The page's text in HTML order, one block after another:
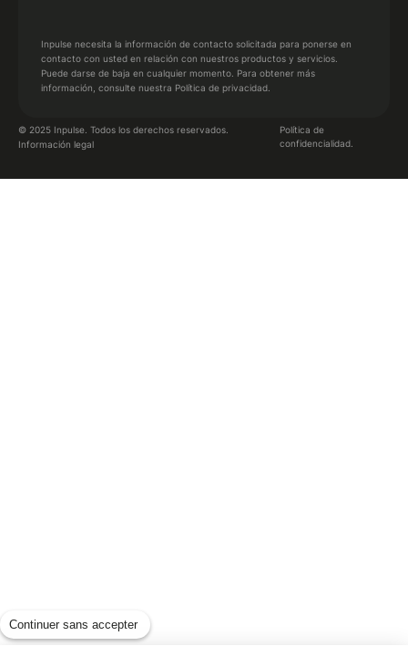
Continuer sans accepter
Inpulse necesita la información de contacto solicitada para ponerse en
contacto con usted en relación con nuestros productos y servicios.
Puede darse de baja en cualquier momento. Para obtener más
información, consulte nuestra Política de privacidad.
© 2025 Inpulse. Todos los derechos reservados.
Información legal
Política de
confidencialidad.